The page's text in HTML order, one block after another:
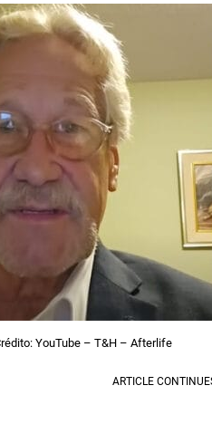
YouTube – T&H – Afterlife